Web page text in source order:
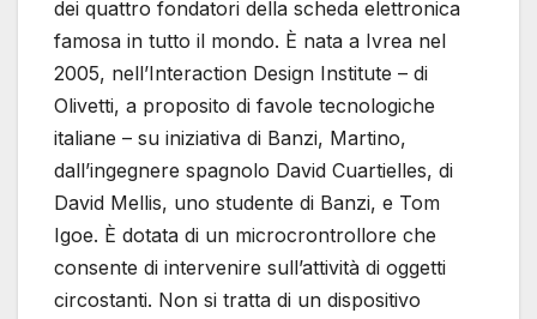
dei quattro fondatori della scheda elettronica
famosa in tutto il mondo. È nata a Ivrea nel
2005, nell’Interaction Design Institute – di
Olivetti, a proposito di favole tecnologiche
italiane – su iniziativa di Banzi, Martino,
dall’ingegnere spagnolo David Cuartielles, di
David Mellis, uno studente di Banzi, e Tom
Igoe. È dotata di un microcrontrollore che
consente di intervenire sull’attività di oggetti
circostanti. Non si tratta di un dispositivo